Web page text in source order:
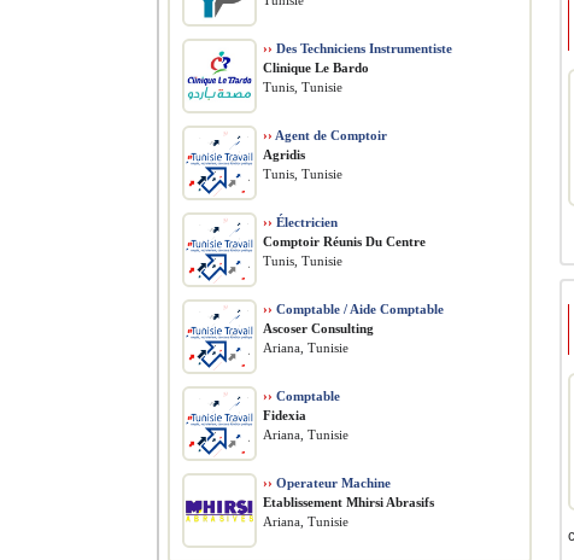
›› Des Techniciens Instrumentiste
Clinique Le Bardo
Tunis, Tunisie
›› Agent de Comptoir
Agridis
Tunis, Tunisie
›› Électricien
Comptoir Réunis Du Centre
Tunis, Tunisie
›› Comptable / Aide Comptable
Ascoser Consulting
Ariana, Tunisie
›› Comptable
Fidexia
Ariana, Tunisie
›› Operateur Machine
Etablissement Mhirsi Abrasifs
Ariana, Tunisie